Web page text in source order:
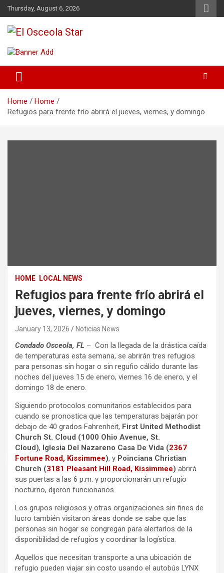
Skip
to
content
Thursday, August 6, 2026
El Osceola Star
Home
Home
Refugios para frente frío abrirá el jueves, viernes, y domingo
HOME LOCAL NEWS
Refugios para frente frío abrirá el
jueves, viernes, y domingo
January 13, 2026 Noticias News
Condado Osceola, FL – Con la llegada de la drástica caída
de temperaturas esta semana, se abrirán tres refugios
para personas sin hogar o sin regufio cálido durante las
noches del jueves 15 de enero, viernes 16 de enero, y el
domingo 18 de enero.
Siguiendo protocolos comunitarios establecidos para
cuando se pronostica que las temperaturas bajarán por
debajo de 40 grados Fahrenheit, First United Methodist
Church St. Cloud (1000 Ohio Avenue, St.
Cloud), Iglesia Del Nazareno Casa De Vida (2367
Fortune Road, Kissimmee), y Poinciana Christian
Church (3181 Pleasant Hill Road, Kissimmee) abrirá
sus puertas a las 6 p.m. y proporcionarán un refugio
nocturno, dijeron funcionarios.
Los grupos religiosos y otras organizaciones sin fines de
lucro también visitaron áreas donde se sabe que las
personas sin hogar se congregan para alertarlos de la
disponibilidad de refugios y coordinar la logística.
Aquellos que necesitan transporte a una ubicación de
refugio pueden viajar sin costo usando el autobús LYNX